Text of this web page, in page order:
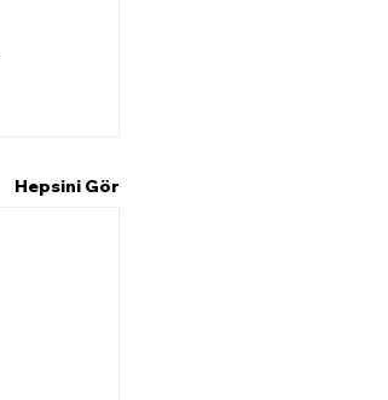
Hepsini Gör